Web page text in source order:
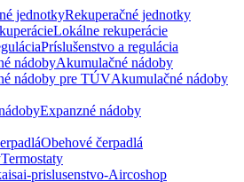
Rekuperačné jednotky
Lokálne rekuperácie
Príslušenstvo a regulácia
Akumulačné nádoby
Akumulačné nádoby
Expanzné nádoby
Obehové čerpadlá
Termostaty